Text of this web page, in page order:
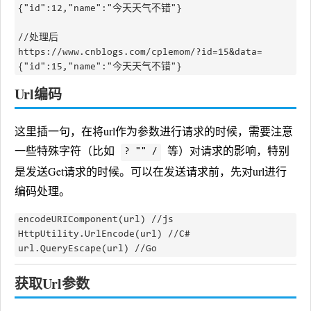
{"id":12,"name":"今天天气不错"}
//处理后
https://www.cnblogs.com/cplemom/?id=15&data=
Url编码
这里插一句，在将url作为参数进行请求的时候，需要注意
一些特殊字符（比如
? "" /
等）对请求的影响，特别
是发送Get请求的时候。可以在发送请求前，先对url进行
编码处理。
encodeURIComponent(url) //js
HttpUtility.UrlEncode(url) //C#
获取Url参数